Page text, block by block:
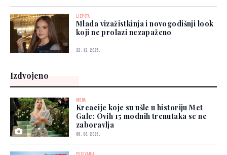
LJEPOTA
Mlada vizažistkinja i novogodišnji look
koji ne prolazi nezapaženo
22. 12. 2025.
Izdvojeno
MODA
Kreacije koje su ušle u historiju Met
Gale: Ovih 15 modnih trenutaka se ne
zaboravlja
06. 08. 2026.